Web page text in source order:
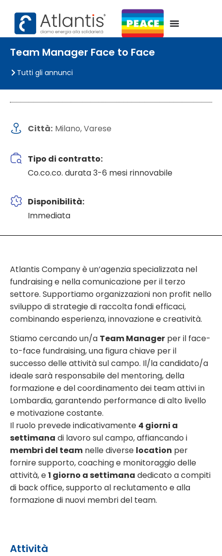
Team Manager Face to Face
Tutti gli annunci
Città: Milano, Varese
Tipo di contratto:
Co.co.co. durata 3-6 mesi rinnovabile
Disponibilità:
Immediata
Atlantis Company è un’agenzia specializzata nel
fundraising e nella comunicazione per il terzo
settore. Supportiamo organizzazioni non profit nello
sviluppo di strategie di raccolta fondi efficaci,
combinando esperienza, innovazione e creatività.
Stiamo cercando un/a Team Manager per il face-
to-face fundraising, una figura chiave per il
successo delle attività sul campo. Il/la candidato/a
ideale sarà responsabile del mentoring, della
formazione e del coordinamento dei team attivi in
Lombardia, garantendo performance di alto livello
e motivazione costante.
Il ruolo prevede indicativamente 4 giorni a
settimana di lavoro sul campo, affiancando i
membri del team nelle diverse location per
fornire supporto, coaching e monitoraggio delle
attività, e1 giorno a settimana dedicato a compiti
di back office, supporto al reclutamento e alla
formazione di nuovi membri del team.
Attività